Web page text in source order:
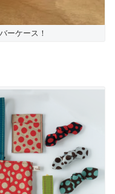
ーケース！